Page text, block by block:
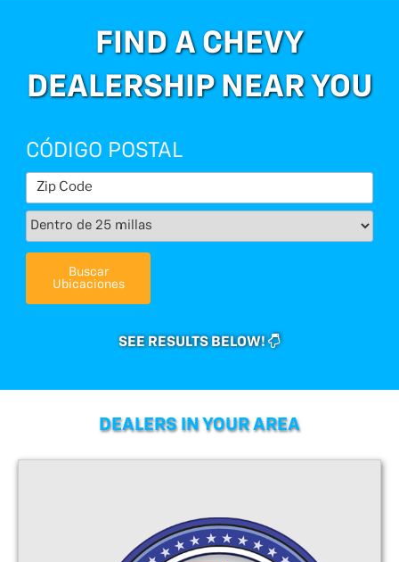
FIND A CHEVY
DEALERSHIP NEAR YOU
CÓDIGO POSTAL
Buscar
Ubicaciones
SEE RESULTS BELOW!
DEALERS IN YOUR AREA